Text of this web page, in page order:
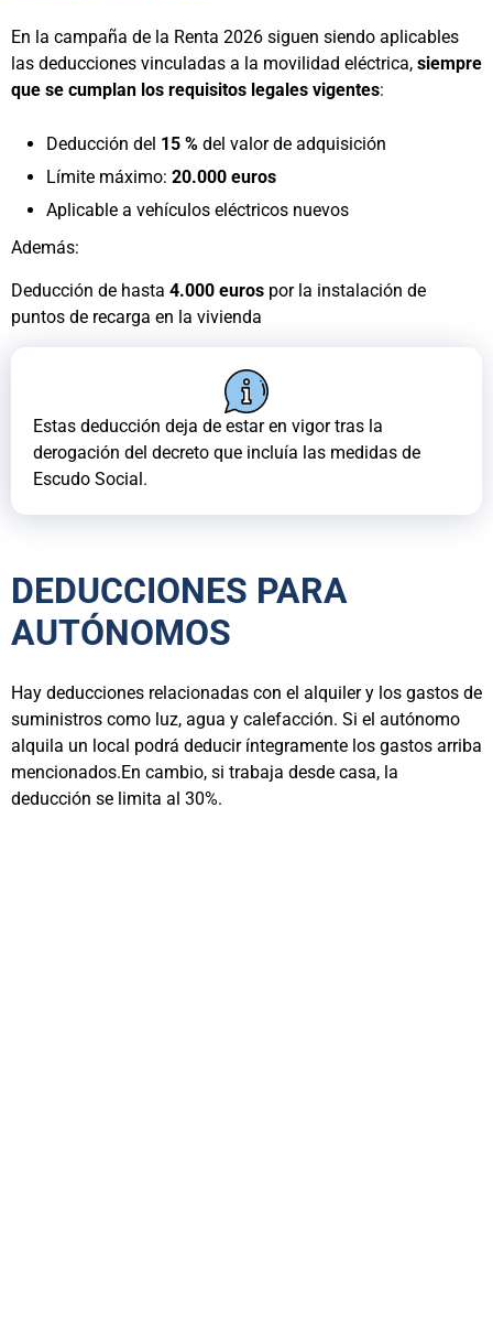
En la campaña de la Renta 2026 siguen siendo aplicables
las deducciones vinculadas a la movilidad eléctrica, siempre
que se cumplan los requisitos legales vigentes:
Deducción del 15 % del valor de adquisición
Límite máximo: 20.000 euros
Aplicable a vehículos eléctricos nuevos
Además:
Deducción de hasta 4.000 euros por la instalación de
puntos de recarga en la vivienda
Estas deducción deja de estar en vigor tras la
derogación del decreto que incluía las medidas de
Escudo Social.
DEDUCCIONES PARA
AUTÓNOMOS
Hay deducciones relacionadas con el alquiler y los gastos de
suministros como luz, agua y calefacción. Si el autónomo
alquila un local podrá deducir íntegramente los gastos arriba
mencionados.En cambio, si trabaja desde casa, la
deducción se limita al 30%.